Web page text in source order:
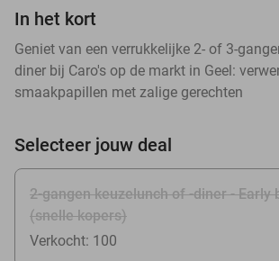
In het kort
Geniet van een verrukkelijke 2- of 3-
diner bij Caro's op de markt in Geel:
smaakpapillen met zalige gerechten
Selecteer jouw deal
2-gangen keuzelunch of -diner - Early
(snelle kopers)
Verkocht: 100